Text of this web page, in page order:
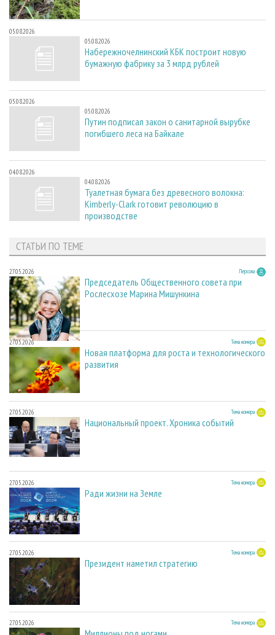
05.08.2026
05.08.2026
Набережночелнинский КБК построит новую
бумажную фабрику за 3 млрд рублей
05.08.2026
05.08.2026
Путин подписал закон о санитарной вырубке
погибшего леса на Байкале
04.08.2026
04.08.2026
Туалетная бумага без древесного волокна:
Kimberly-Clark готовит революцию в
производстве
СТАТЬИ ПО ТЕМЕ
27.05.2026 Персона
Председатель Общественного совета при
Рослесхозе Марина Мишункина
27.05.2026 Тема номера
Новая платформа для роста и технологического
развития
27.05.2026 Тема номера
Национальный проект. Хроника событий
27.05.2026 Тема номера
Ради жизни на Земле
27.05.2026 Тема номера
Президент наметил стратегию
27.05.2026 Тема номера